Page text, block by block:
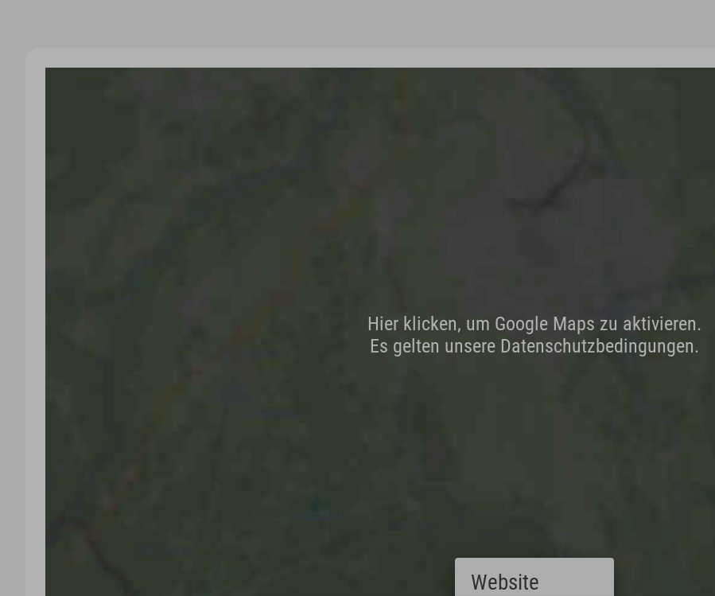
Hier klicken, um Google Maps zu aktivieren.
Es gelten unsere Datenschutzbedingungen.
Website